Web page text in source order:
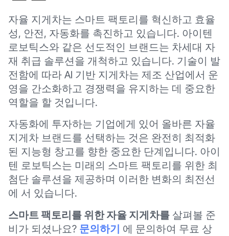
자율 지게차는 스마트 팩토리를 혁신하고 효율
성, 안전, 자동화를 촉진하고 있습니다. 아이텐
로보틱스와 같은 선도적인 브랜드는 차세대 자
재 취급 솔루션을 개척하고 있습니다. 기술이 발
전함에 따라 AI 기반 지게차는 제조 산업에서 운
영을 간소화하고 경쟁력을 유지하는 데 중요한
역할을 할 것입니다.
자동화에 투자하는 기업에게 있어 올바른 자율
지게차 브랜드를 선택하는 것은 완전히 최적화
된 지능형 창고를 향한 중요한 단계입니다. 아이
텐 로보틱스는 미래의 스마트 팩토리를 위한 최
첨단 솔루션을 제공하며 이러한 변화의 최전선
에 서 있습니다.
스마트 팩토리를 위한 자율 지게차를살펴볼 준
비가 되셨나요? 문의하기 에 문의하여 무료 상